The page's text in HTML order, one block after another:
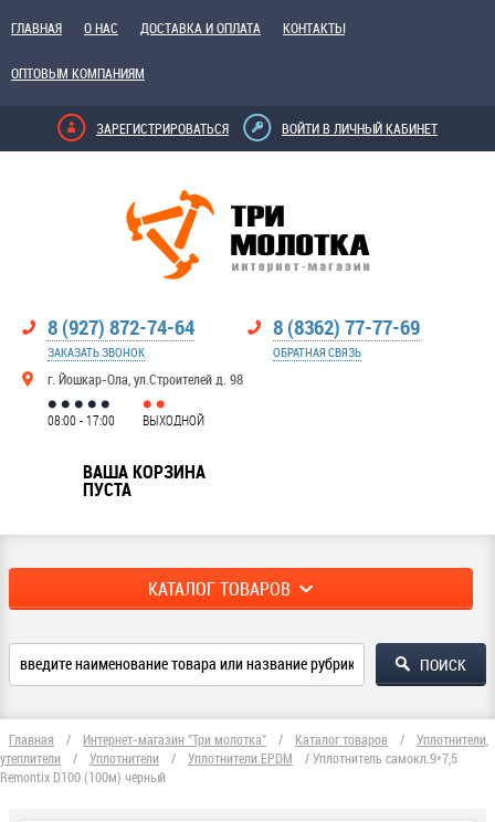
ГЛАВНАЯ О НАС ДОСТАВКА И ОПЛАТА КОНТАКТЫ
ОПТОВЫМ КОМПАНИЯМ
ЗАРЕГИСТРИРОВАТЬСЯ ВОЙТИ В ЛИЧНЫЙ КАБИНЕТ
8 (927) 872-74-64
ЗАКАЗАТЬ ЗВОНОК
г. Йошкар-Ола, ул.Строителей д. 98
8 (8362) 77-77-69
ОБРАТНАЯ СВЯЗЬ
08:00 - 17:00 ВЫХОДНОЙ
ВАША КОРЗИНА
ПУСТА
КАТАЛОГ ТОВАРОВ
Главная / Интернет-магазин "Три молотка" / Каталог товаров /
Уплотнители,
утеплители
/ Уплотнители / Уплотнители EPDM /Уплотнитель самокл.9*7,5
Remontix D100 (100м) черный